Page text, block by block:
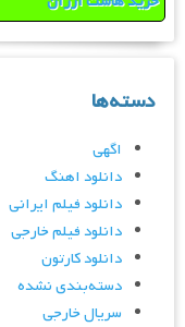
دسته‌ها
اگهی
دانلود اهنگ
دانلود فیلم ایرانی
دانلود فیلم خارجی
دانلود کارتون
دسته‌بندی نشده
سریال خارجی